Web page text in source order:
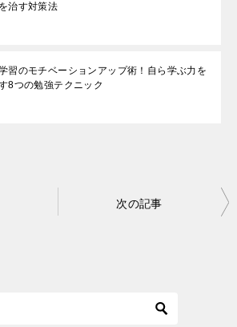
治す対策法
習のモチベーションアップ術！自ら学ぶ力を
8つの勉強テクニック
次の記事